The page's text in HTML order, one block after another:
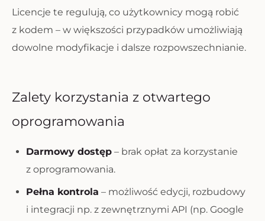
Licencje te regulują, co użytkownicy mogą robić
z kodem – w większości przypadków umożliwiają
dowolne modyfikacje i dalsze rozpowszechnianie.
Zalety korzystania z otwartego
oprogramowania
Darmowy dostęp – brak opłat za korzystanie
z oprogramowania.
Pełna kontrola – możliwość edycji, rozbudowy
i integracji np. z zewnętrznymi API (np. Google